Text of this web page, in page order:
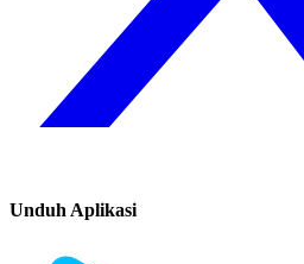
Unduh Aplikasi